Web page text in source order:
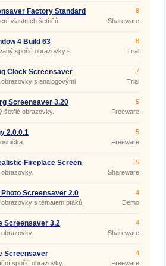
Factory Standard
vlastních šetřičů
8
Shareware
4 Build 63
spořič obrazovky s
počasím.
8
Trial
Clock Screensaver
obrazovky s analogovými
7
Trial
Screensaver 3.20
šetřič obrazovky.
5
Freeware
2.0.0.1
5
Freeware
Fireplace Screen
3.9.4
5
Shareware
Screensaver 2.0
s tématem ptáků.
4
Demo
Screensaver 3.2
4
Shareware
Screensaver
spořič obrazovky.
4
Freeware